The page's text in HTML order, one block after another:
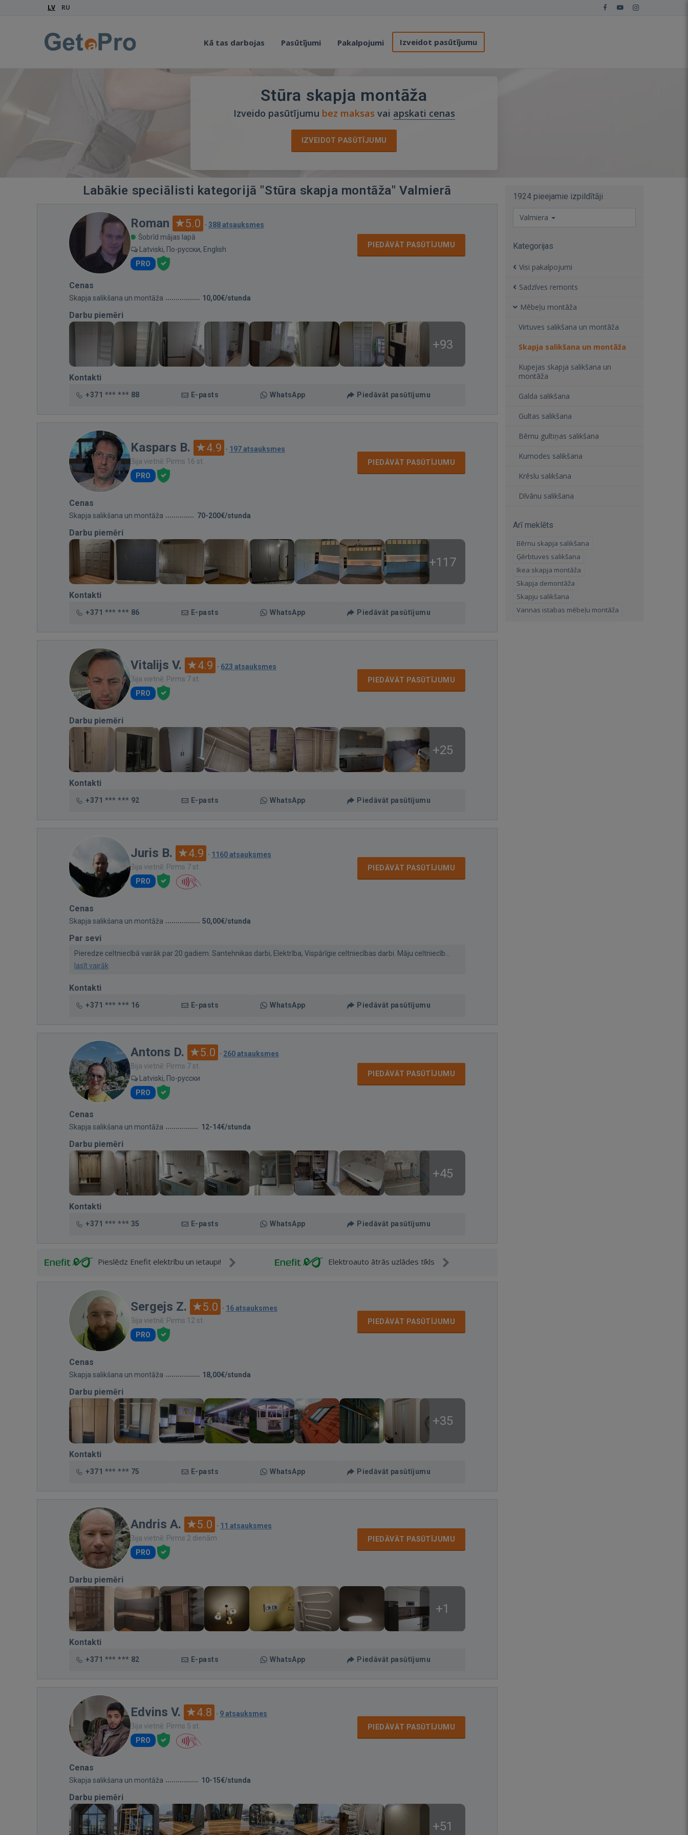
LV RU
Kā tas darbojas Pasūtījumi Pakalpojumi Izveidot pasūtījumu
Stūra skapja montāža
Izveido pasūtījumu bez maksas vai apskati cenas
IZVEIDOT PASŪTĪJUMU
Labākie speciālisti kategorijā "Stūra skapja montāža" Valmierā
Roman 5.0 · 388 atsauksmes
Šobrīd mājas lapā
Latviski, По-русски, English
PRO
PIEDĀVĀT PASŪTĪJUMU
Cenas
Skapja salikšana un montāža 10,00€/stunda
Darbu piemēri
+93
Kontakti
+371 *** *** 88 E-pasts WhatsApp Piedāvāt pasūtījumu
Kaspars B. 4.9 · 197 atsauksmes
Bija vietnē: Pirms 16 st.
PRO
PIEDĀVĀT PASŪTĪJUMU
Cenas
Skapja salikšana un montāža 70-200€/stunda
Darbu piemēri
+117
Kontakti
+371 *** *** 86 E-pasts WhatsApp Piedāvāt pasūtījumu
Vitalijs V. 4.9 · 623 atsauksmes
Bija vietnē: Pirms 7 st.
PRO
PIEDĀVĀT PASŪTĪJUMU
Darbu piemēri
+25
Kontakti
+371 *** *** 92 E-pasts WhatsApp Piedāvāt pasūtījumu
Juris B. 4.9 · 1160 atsauksmes
Bija vietnē: Pirms 7 st.
PRO
PIEDĀVĀT PASŪTĪJUMU
Cenas
Skapja salikšana un montāža 50,00€/stunda
Par sevi
Pieredze celtniecībā vairāk par 20 gadiem. Santehnikas darbi, Elektrība, Vispārīgie celtniecības darbi. Māju celtniecīb...
lasīt vairāk
Kontakti
+371 *** *** 16 E-pasts WhatsApp Piedāvāt pasūtījumu
Antons D. 5.0 · 260 atsauksmes
Bija vietnē: Pirms 7 st.
Latviski, По-русски
PRO
PIEDĀVĀT PASŪTĪJUMU
Cenas
Skapja salikšana un montāža 12-14€/stunda
Darbu piemēri
+45
Kontakti
+371 *** *** 35 E-pasts WhatsApp Piedāvāt pasūtījumu
Pieslēdz Enefit elektrību un ietaupi! Elektroauto ātrās uzlādes tīkls
Sergejs Z. 5.0 · 16 atsauksmes
Bija vietnē: Pirms 12 st.
PRO
PIEDĀVĀT PASŪTĪJUMU
Cenas
Skapja salikšana un montāža 18,00€/stunda
Darbu piemēri
+35
Kontakti
+371 *** *** 75 E-pasts WhatsApp Piedāvāt pasūtījumu
Andris A. 5.0 · 11 atsauksmes
Bija vietnē: Pirms 2 dienām
PRO
PIEDĀVĀT PASŪTĪJUMU
Darbu piemēri
+1
Kontakti
+371 *** *** 82 E-pasts WhatsApp Piedāvāt pasūtījumu
Edvins V. 4.8 · 9 atsauksmes
Bija vietnē: Pirms 5 st.
PRO
PIEDĀVĀT PASŪTĪJUMU
Cenas
Skapja salikšana un montāža 10-15€/stunda
Darbu piemēri
+51
1924 pieejamie izpildītāji
Valmiera
Kategorijas
Visi pakalpojumi
Sadzīves remonts
Mēbeļu montāža
Virtuves salikšana un montāža
Skapja salikšana un montāža
Kupejas skapja salikšana un
montāža
Galda salikšana
Gultas salikšana
Bērnu gultiņas salikšana
Kumodes salikšana
Krēslu salikšana
Dīvānu salikšana
Arī meklēts
Bērnu skapja salikšana
Ģērbtuves salikšana
Ikea skapja montāža
Skapja demontāža
Skapju salikšana
Vannas istabas mēbeļu montāža